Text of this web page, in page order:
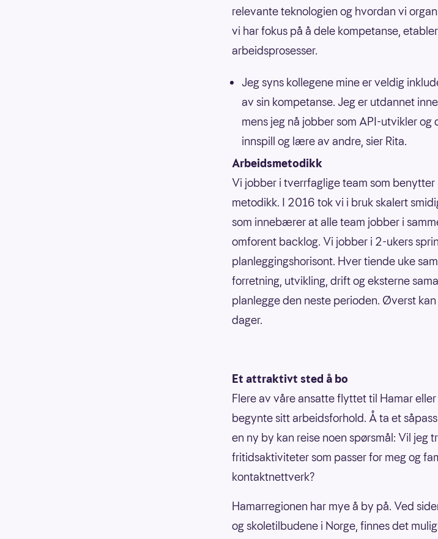
relevante teknologien og hvordan vi
vi har fokus på å dele kompetanse,
arbeidsprosesser.
Jeg syns kollegene mine er veldig
av sin kompetanse. Jeg er utdannet
mens jeg nå jobber som API-utvikler og
innspill og lære av andre, sier Rita.
Arbeidsmetodikk
Vi jobber i tverrfaglige team som benytter
metodikk. I 2016 tok vi i bruk skalert
som innebærer at alle team jobber i
omforent backlog. Vi jobber i 2-ukers
planleggingshorisont. Hver tiende uke
forretning, utvikling, drift og eksterne
planlegge den neste perioden. Øverst
dager.
Et attraktivt sted å bo
Flere av våre ansatte flyttet til Hamar
begynte sitt arbeidsforhold. Å ta et
en ny by kan reise noen spørsmål: Vil jeg
fritidsaktiviteter som passer for meg og
kontaktnettverk?
Hamarregionen har mye å by på. Ved
og skoletilbudene i Norge, finnes det